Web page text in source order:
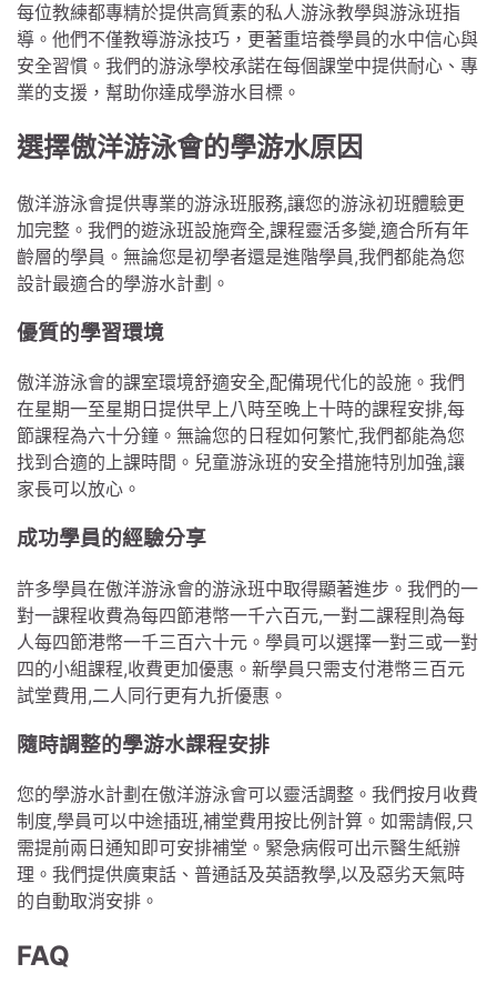
每位教練都專精於提供高質素的私人游泳教學與游泳班指
導。他們不僅教導游泳技巧，更著重培養學員的水中信心與
安全習慣。我們的游泳學校承諾在每個課堂中提供耐心、專
業的支援，幫助你達成學游水目標。
選擇傲洋游泳會的學游水原因
傲洋游泳會提供專業的游泳班服務,讓您的游泳初班體驗更
加完整。我們的遊泳班設施齊全,課程靈活多變,適合所有年
齡層的學員。無論您是初學者還是進階學員,我們都能為您
設計最適合的學游水計劃。
優質的學習環境
傲洋游泳會的課室環境舒適安全,配備現代化的設施。我們
在星期一至星期日提供早上八時至晚上十時的課程安排,每
節課程為六十分鐘。無論您的日程如何繁忙,我們都能為您
找到合適的上課時間。兒童游泳班的安全措施特別加強,讓
家長可以放心。
成功學員的經驗分享
許多學員在傲洋游泳會的游泳班中取得顯著進步。我們的一
對一課程收費為每四節港幣一千六百元,一對二課程則為每
人每四節港幣一千三百六十元。學員可以選擇一對三或一對
四的小組課程,收費更加優惠。新學員只需支付港幣三百元
試堂費用,二人同行更有九折優惠。
隨時調整的學游水課程安排
您的學游水計劃在傲洋游泳會可以靈活調整。我們按月收費
制度,學員可以中途插班,補堂費用按比例計算。如需請假,只
需提前兩日通知即可安排補堂。緊急病假可出示醫生紙辦
理。我們提供廣東話、普通話及英語教學,以及惡劣天氣時
的自動取消安排。
FAQ